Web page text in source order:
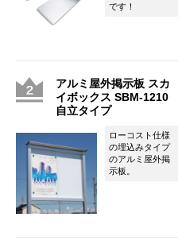
です！
アルミ屋外掲示板 スカ
イボックス SBM-1210
自立タイプ
ローコスト仕様
の埋込みタイプ
のアルミ屋外掲
示板。